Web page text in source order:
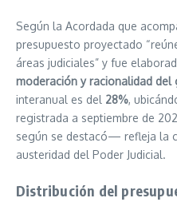
Según la Acordada que
presupuesto proyectado
áreas judiciales” y fue
moderación y racionalidad del
interanual es del 28%,
registrada a septiembre de
según se destacó— refleja la
austeridad del Poder Judicial.
Distribución del